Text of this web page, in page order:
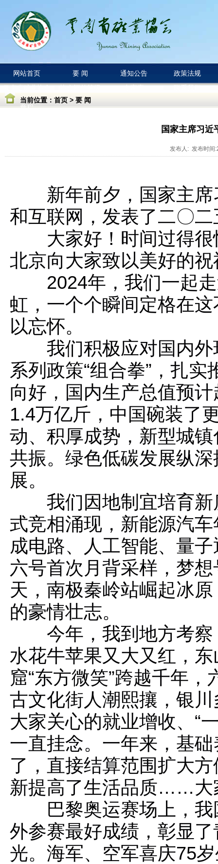
网站首页 要 闻 通知公告
政策法规
云南省矿业协会
章程
协会评估等级 专家库
联系我们
当前位置： 首页 > 要 闻
国家主席习近
发布人: 发布时间
新年前夕，国家主
和互联网，发表了二〇
大家好！时间过得
北京向大家致以美好的祝
2024年，我们一起走
虹，一个个瞬间定格在
以忘怀。
我们积极应对国内
系列政策“组合拳”，扎
向好，国内生产总值预
1.4万亿斤，中国碗装了
动、积厚成势，新型城
共振。绿色低碳发展纵
展。
我们因地制宜培育
式竞相涌现，新能源汽
成电路、人工智能、量
六号首次月背采样，梦
天，南极秦岭站崛起冰
的豪情壮志。
今年，我到地方考
水花牛苹果又大又红，
窟“东方微笑”跨越千年
古文化街人潮熙攘，银
大家关心的就业增收、“
一直挂念。一年来，基
了，直接结算范围扩大
新提高了生活品质……大
巴黎奥运赛场上，
外参赛最好成绩，彰显
光。海军、空军喜庆75